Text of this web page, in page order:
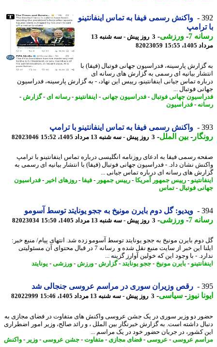
واکنش رسمی فیفا به تماس اینفانتینو
7
-ورزشی-
3 روز پیش - سه شنبه 13
15:55
82023059
پارسینه، فدراسیون جهانی فوتبال (فیفا) با
بیانیه ای رسمی به گزارش های رسانه ای
تماس جیانی اینفانتینو، رییس این نهاد، - به گزارش پارسینه، فدراسیون
فوتبال ...
جهانی فوتبال-فدراسیون جهانی-اینفانتینو-رسانه ای- گزارش -
-فدراسیون
واکنش رسمی فیفا به تماس اینفانتینو با ترامپ
-بین الملل-3 روز پیش - سه شنبه 13 مرداد 1405، 15:52 82023046
رسمی فیفا به ادعای روزنامه انگلیسی درباره تماس اینفانتینو با ترامپ
نشان داد. - فدراسیون جهانی فوتبال (فیفا) با انتشار بیانیه ای رسمی به
های رسانه ای درباره تماس جیانی ...
-رییس جمهور آمریکا- رییس جمهور-فیفا -روزهای اخیر -فدراسیون
فوتبال-تماس
ویدیو: گل دوم بایرن مونیخ به ججو یونایتد توسط آسومو
7
-ورزشی-3 روز پیش - سه شنبه 13 مرداد 1405، 15:50 82023034
بایرن مونیخ به ججو یونایتد توسط آسومو زده شد. انتهای پیام/ منبع خبر:
ایلنا این خبر از سایت منبع نقل شده و رسانه 7 در قبال محتوای آن مسئولیتی
- با وجود این که خولین آوارز گزینه ...
-بایرن مونیخ-ججو یونایتد-گزارش -ورزش -ورزشی -یونایتد
رقص وزیران سوری در مراسم عروسی جنجالی شد
نیوز-سیاسی-3 روز پیش - سه شنبه 13 مرداد 1405، 15:46 82022999
دو وزیر سوری در یک جشن عروسی واکنش های متفاوت در فضای مجازی به
داشته است. به گزارش خبرنگار بین الملل ، و رائد صالح، وزیر امور اضطراری
کشور، در جریان حضور خود در یک مراسم ...
عروسی-عروسی-فضای مجازی- متفاوت-جشن عروسی-وزیر - واکنش